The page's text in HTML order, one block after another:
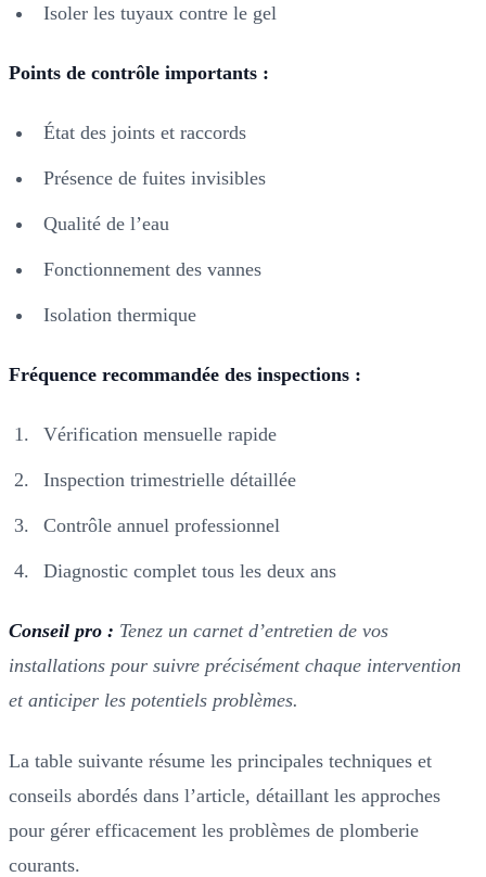
Isoler les tuyaux contre le gel
Points de contrôle importants :
État des joints et raccords
Présence de fuites invisibles
Qualité de l’eau
Fonctionnement des vannes
Isolation thermique
Fréquence recommandée des inspections :
Vérification mensuelle rapide
Inspection trimestrielle détaillée
Contrôle annuel professionnel
Diagnostic complet tous les deux ans
Conseil pro : Tenez un carnet d’entretien de vos
installations pour suivre précisément chaque intervention
et anticiper les potentiels problèmes.
La table suivante résume les principales techniques et
conseils abordés dans l’article, détaillant les approches
pour gérer efficacement les problèmes de plomberie
courants.